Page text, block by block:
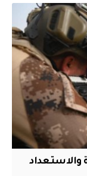
والاستعداد